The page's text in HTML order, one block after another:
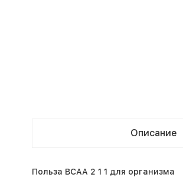
Описание
Польза BCAA 2 1 1 для организма